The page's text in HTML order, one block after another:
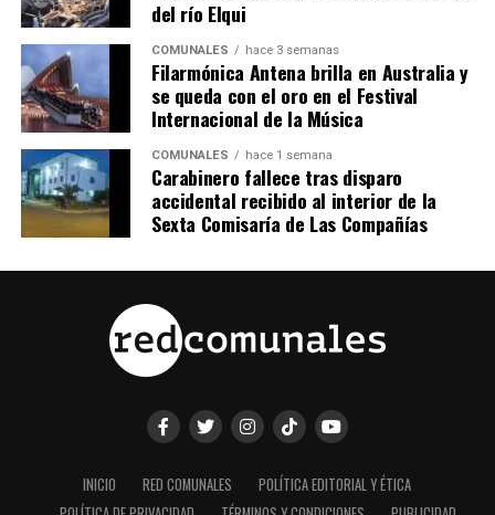
del río Elqui
COMUNALES hace 3 semanas
Filarmónica Antena brilla en Australia y
se queda con el oro en el Festival
Internacional de la Música
COMUNALES hace 1 semana
Carabinero fallece tras disparo
accidental recibido al interior de la
Sexta Comisaría de Las Compañías
INICIO RED COMUNALES
POLÍTICA EDITORIAL Y ÉTICA